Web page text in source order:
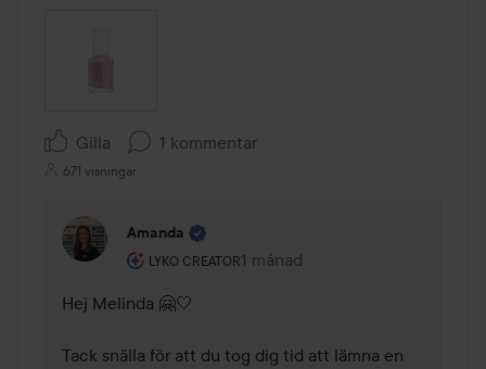
Gilla 1 kommentar
671 visningar
Amanda
LYKO CREATOR
Användarens roll: Lyko Creator.
1 månad
Kommentaren lades 1 månad
Hej Melinda 🤗🤍
Tack snälla för att du tog dig tid att lämna en